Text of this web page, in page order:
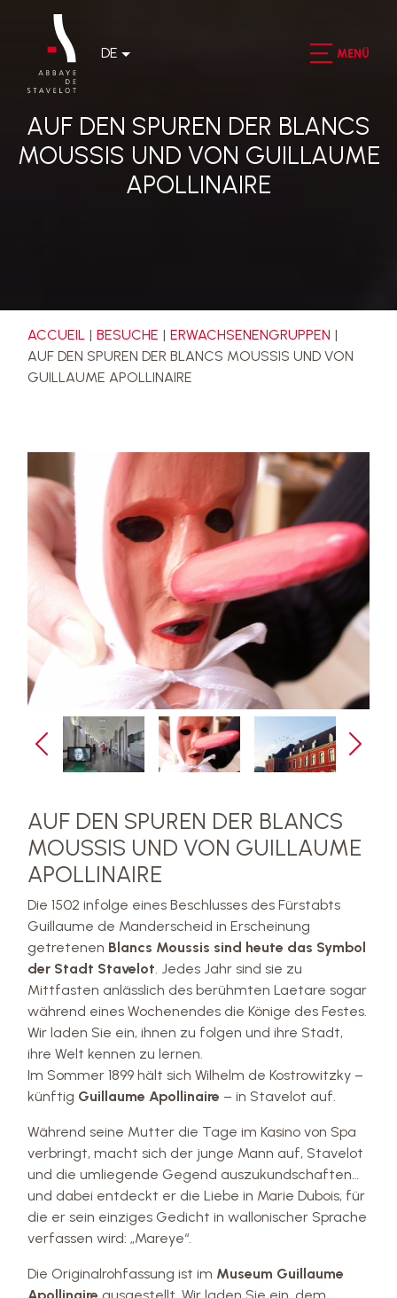
DE MENÜ
AUF DEN SPUREN DER BLANCS
MOUSSIS UND VON GUILLAUME
APOLLINAIRE
ACCUEIL BESUCHE
ERWACHSENENGRUPPEN
AUF DEN SPUREN DER BLANCS MOUSSIS UND VON
GUILLAUME APOLLINAIRE
AUF DEN SPUREN DER BLANCS
MOUSSIS UND VON GUILLAUME
APOLLINAIRE
Die 1502 infolge eines Beschlusses des Fürstabts
Guillaume de Manderscheid in Erscheinung
getretenen Blancs Moussis sind heute das Symbol
der Stadt Stavelot. Jedes Jahr sind sie zu
Mittfasten anlässlich des berühmten Laetare sogar
während eines Wochenendes die Könige des Festes.
Wir laden Sie ein, ihnen zu folgen und ihre Stadt,
ihre Welt kennen zu lernen.
Im Sommer 1899 hält sich Wilhelm de Kostrowitzky –
künftig Guillaume Apollinaire – in Stavelot auf.
Während seine Mutter die Tage im Kasino von Spa
verbringt, macht sich der junge Mann auf, Stavelot
und die umliegende Gegend auszukundschaften…
und dabei entdeckt er die Liebe in Marie Dubois, für
die er sein einziges Gedicht in wallonischer Sprache
verfassen wird: „Mareye“.
Die Originalrohfassung ist im Museum Guillaume